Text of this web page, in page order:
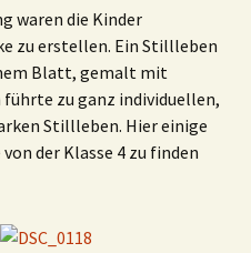
waren die Kinder
zu erstellen. Ein Stillleben
Blatt, gemalt mit
zu ganz individuellen,
Stillleben. Hier einige
der Klasse 4 zu finden